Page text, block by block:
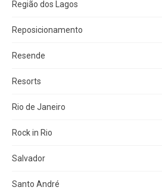
Região dos Lagos
Reposicionamento
Resende
Resorts
Rio de Janeiro
Rock in Rio
Salvador
Santo André